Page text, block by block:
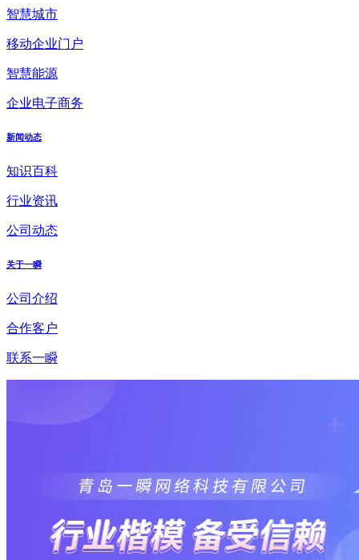
智慧城市
移动企业门户
智慧能源
企业电子商务
新闻动态
知识百科
行业资讯
公司动态
关于一瞬
公司介绍
合作客户
联系一瞬